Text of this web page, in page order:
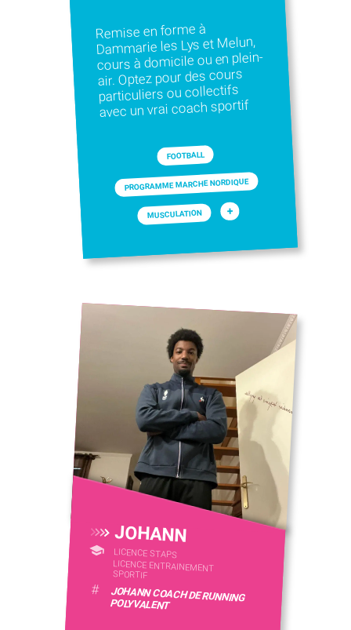
Remise en forme à
Dammarie les Lys et Melun,
cours à domicile ou en plein-
air. Optez pour des cours
particuliers ou collectifs
avec un vrai coach sportif
FOOTBALL
PROGRAMME MARCHE NORDIQUE
MUSCULATION +
JOHANN
LICENCE STAPS
LICENCE ENTRAINEMENT
SPORTIF
# JOHANN COACH DE RUNNING
POLYVALENT